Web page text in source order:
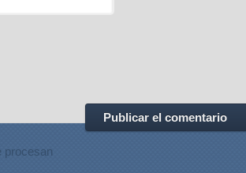
procesan